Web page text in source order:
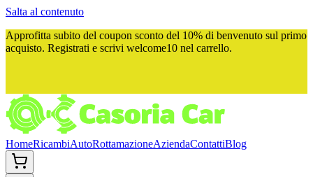
Salta al contenuto
Approfitta subito del coupon sconto del 10% di benvenuto sul primo
acquisto. Registrati e scrivi welcome10 nel carrello.
HomeRicambiAutoRottamazioneAziendaContattiBlog